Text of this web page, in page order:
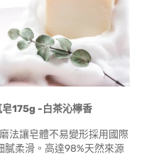
175g -白茶沁檸香
法讓皂體不易變形採用國際
膩柔滑。高達98%天然來源